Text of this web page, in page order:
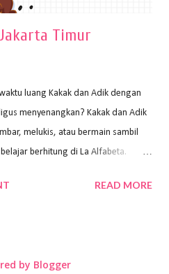
Timur
luang Kakak dan Adik dengan
menyenangkan? Kakak dan Adik
melukis, atau bermain sambil
berhitung di La Alfabeta.
yang fun, La Alfabeta
maupun offline class lho! Cek
READ MORE
by Blogger